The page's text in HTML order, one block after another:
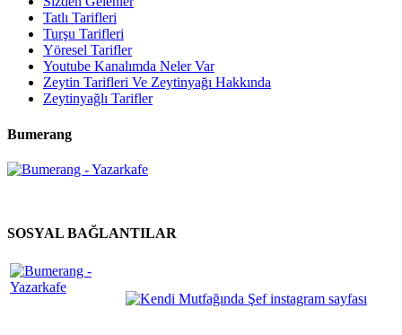
Tatlı Tarifleri
Turşu Tarifleri
Yöresel Tarifler
Youtube Kanalımda Neler Var
Zeytin Tarifleri Ve Zeytinyağı Hakkında
Zeytinyağlı Tarifler
Bumerang
SOSYAL BAĞLANTILAR